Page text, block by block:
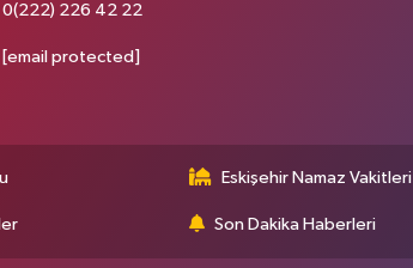
0(222) 226 42 22
[email protected]
Eskişehir Namaz Vakitleri
Son Dakika Haberleri